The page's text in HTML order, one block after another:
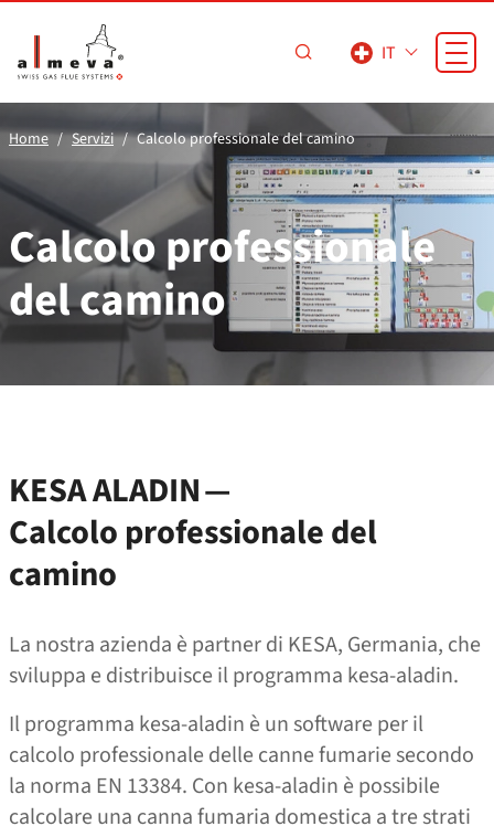
IT
Home Servizi Calcolo professionale del camino
Calcolo professionale
del camino
KESA ALADIN —
Calcolo professionale del
camino
La nostra azienda è partner di KESA, Germania, che
sviluppa e distribuisce il programma kesa-aladin.
Il programma kesa-aladin è un software per il
calcolo professionale delle canne fumarie secondo
la norma EN 13384. Con kesa-aladin è possibile
calcolare una canna fumaria domestica a tre strati